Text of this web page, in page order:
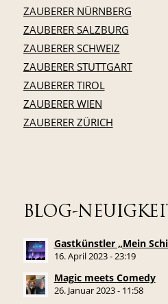
ZAUBERER NÜRNBERG
ZAUBERER SALZBURG
ZAUBERER SCHWEIZ
ZAUBERER STUTTGART
ZAUBERER TIROL
ZAUBERER WIEN
ZAUBERER ZÜRICH
BLOG-
Gastkünstler „Mein
16. April 2023 - 23:19
Magic meets Comedy
26. Januar 2023 - 11:58